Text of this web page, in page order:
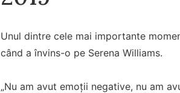
Unul dintre cele mai importante
când a învins-o pe Serena Williams.
„Nu am avut emoții negative, nu am